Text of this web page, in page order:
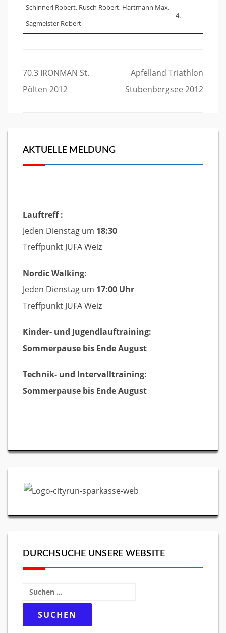
Schinnerl Robert, Rusch Robert, Hartmann Max,
Sagmeister Robert
4.
Beitragsnavigation
70.3 IRONMAN St.
Pölten 2012
Apfelland Triathlon
Stubenbergsee 2012
AKTUELLE MELDUNG
Lauftreff :
Jeden Dienstag um 18:30
Treffpunkt JUFA Weiz
Nordic Walking:
Jeden Dienstag um 17:00 Uhr
Treffpunkt JUFA Weiz
Kinder- und Jugendlauftraining:
Sommerpause bis Ende August
Technik- und Intervalltraining:
Sommerpause bis Ende August
DURCHSUCHE UNSERE WEBSITE
Suchen
nach: